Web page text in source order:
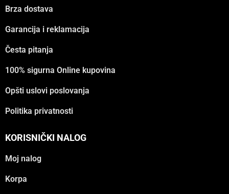
Brza dostava
Garancija i reklamacija
Česta pitanja
100% sigurna Online kupovina
Opšti uslovi poslovanja
Politika privatnosti
KORISNIČKI NALOG
Moj nalog
Korpa